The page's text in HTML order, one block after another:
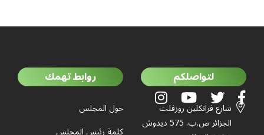
لتواصلكم
شارع فرانكلين روزفلت
الجزائر ص.ب. 575 ديدوش
روابط تهمك
حول المجلس